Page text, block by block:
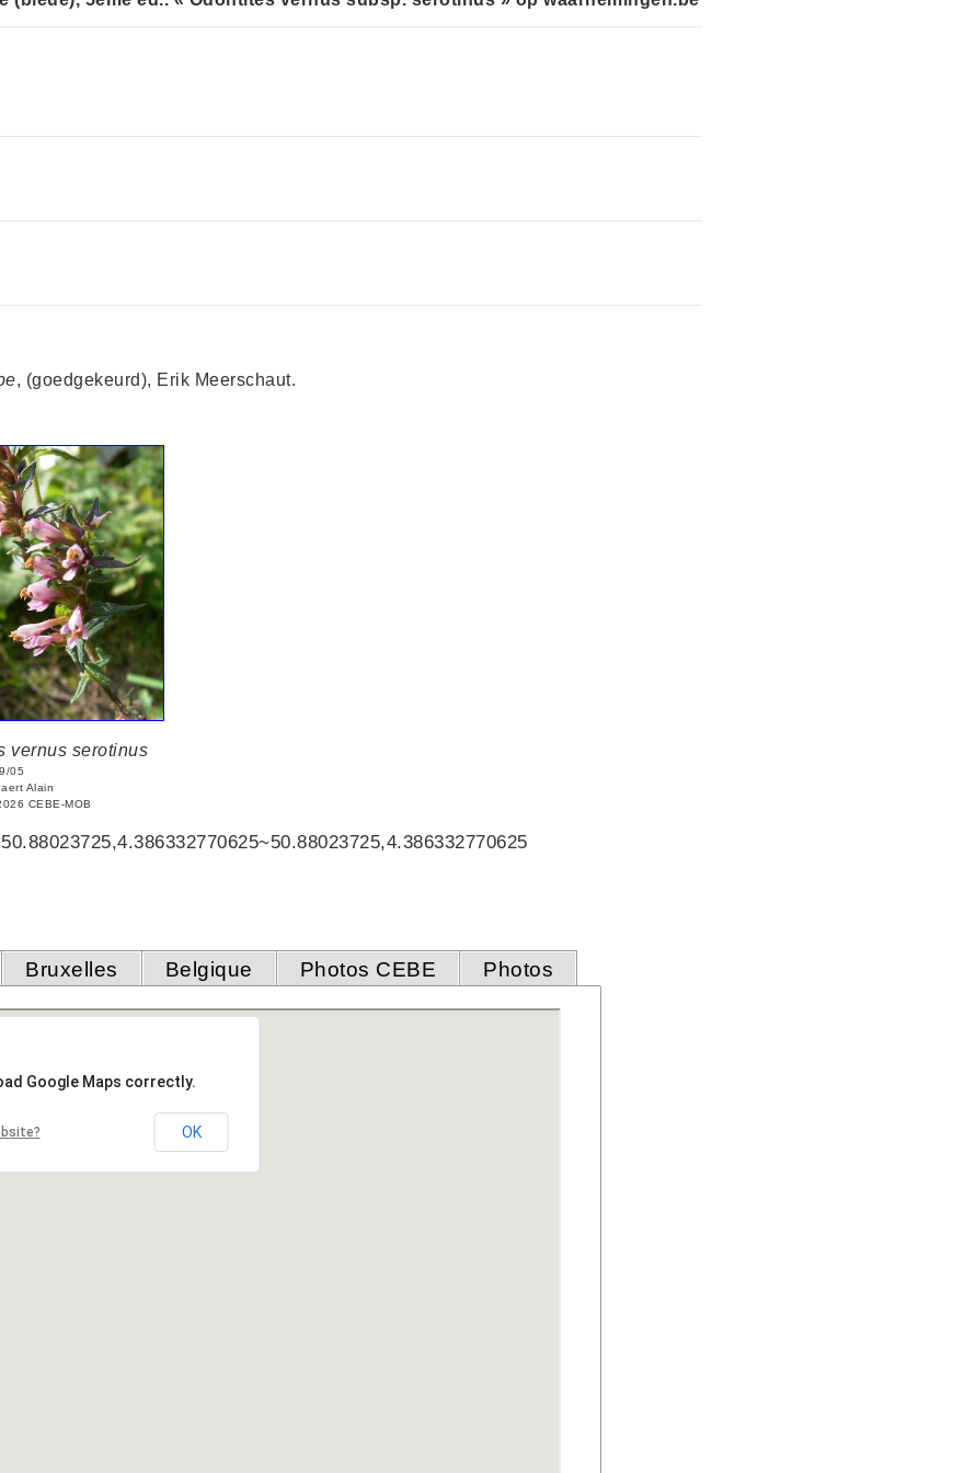
, (goedgekeurd), Erik Meerschaut.
vernus serotinus
05
Alain
CEBE-MOB
Bruxelles Belgique Photos CEBE Photos